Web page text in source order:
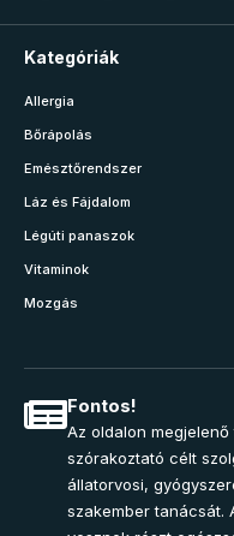
Kategóriák
Allergia
Bőrápolás
Emésztőrendszer
Láz és Fájdalom
Légúti panaszok
Vitaminok
Mozgás
Fontos!
Az oldalon
szórakoztató célt
állatorvosi,
szakember tanácsát.